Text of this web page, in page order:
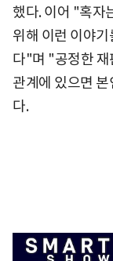
했다. 이어 "혹자
위해 이런 이야
다"며 "공정한 재
관계에 있으면
다.